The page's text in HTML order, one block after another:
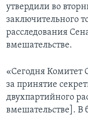
утвердили во
заключительного
расследования
вмешательстве.
«Сегодня Комитет
за принятие
двухпартийного
вмешательстве]. В